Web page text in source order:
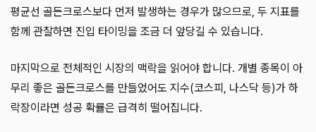
평균선 골든크로스보다 먼저 발생하는 경우가 많으므로, 두 지표를
함께 관찰하면 진입 타이밍을 조금 더 앞당길 수 있습니다.
마지막으로 전체적인 시장의 맥락을 읽어야 합니다. 개별 종목이 아
무리 좋은 골든크로스를 만들었어도 지수(코스피, 나스닥 등)가 하
락장이라면 성공 확률은 급격히 떨어집니다.